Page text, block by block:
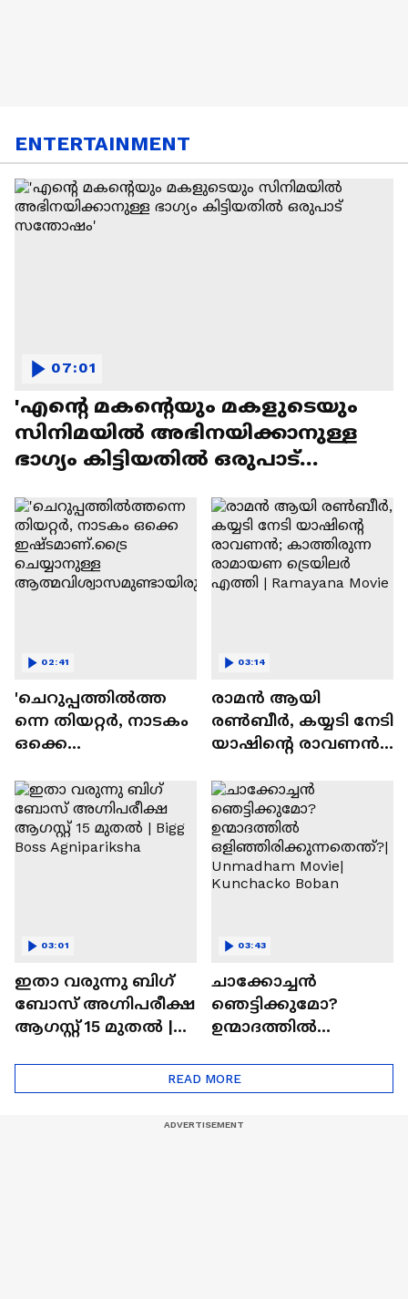
ENTERTAINMENT
'എന്റെ മകന്റെയും മകളുടെയും
സിനിമയിൽ അഭിനയിക്കാനുള്ള
ഭാഗ്യം കിട്ടിയതിൽ ഒരുപാട്
07:01
'ചെറുപ്പത്തിൽത്ത
ന്നെ തിയറ്റർ, നാടകം
ഒക്കെ
ചെയ്യാനുള്ള
ആത്മവിശ്വാസമുണ്ടാ
യിരുന്നില്ല'
02:41
രാമന്‍ ആയി
രൺബീർ, കയ്യടി നേടി
യാഷിന്റെ രാവണൻ;
രാമായണ ട്രെയിലർ
എത്തി | Ramayana
Movie
03:14
ഇതാ വരുന്നു ബിഗ്
ബോസ് അഗ്നിപരീക്ഷ
ആഗസ്റ്റ് 15 മുതൽ |
03:01
ചാക്കോച്ചന്‍
ഞെട്ടിക്കുമോ?
ഉന്മാദത്തിൽ
ന്ത്?| Unmadham
Movie| Kunchacko
03:43
READ MORE